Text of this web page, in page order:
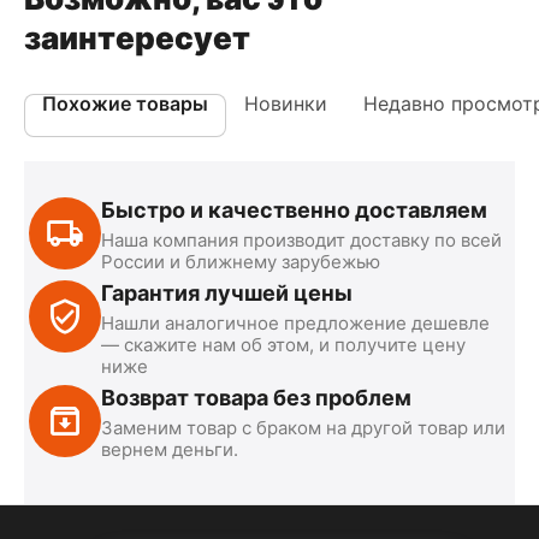
заинтересует
Похожие товары Новинки Недавно
Быстро и качественно доставляем
Наша компания производит доставку по всей
России и ближнему зарубежью
Гарантия лучшей цены
Нашли аналогичное предложение дешевле
— скажите нам об этом, и получите цену
ниже
Возврат товара без проблем
Заменим товар с браком на другой товар или
вернем деньги.